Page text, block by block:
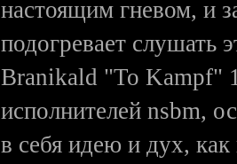
настоящим гневом, и
подогревает слушать
Branikald "To Kampf"
исполнителей nsbm,
в себя идею и дух,